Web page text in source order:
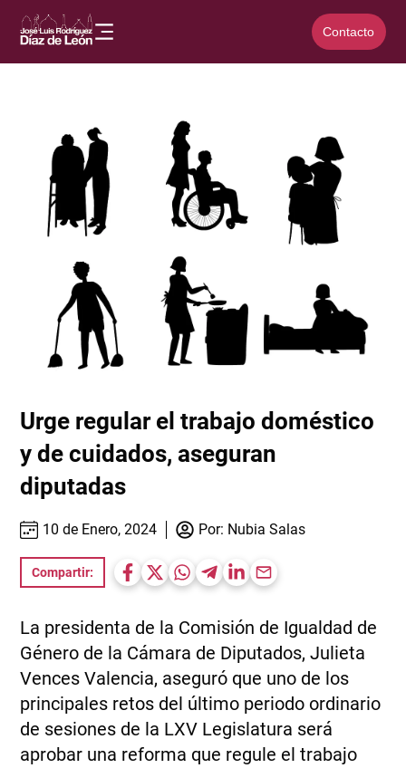
Contacto
Urge regular el trabajo doméstico
y de cuidados, aseguran
diputadas
10 de Enero, 2024 Por: Nubia Salas
Compartir:
La presidenta de la Comisión de Igualdad de
Género de la Cámara de Diputados, Julieta
Vences Valencia, aseguró que uno de los
principales retos del último periodo ordinario
de sesiones de la LXV Legislatura será
aprobar una reforma que regule el trabajo